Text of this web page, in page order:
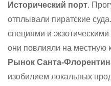
Исторический порт.
отплывали пиратские
специями и
они повлияли на местную
Рынок Санта-
изобилием локальных